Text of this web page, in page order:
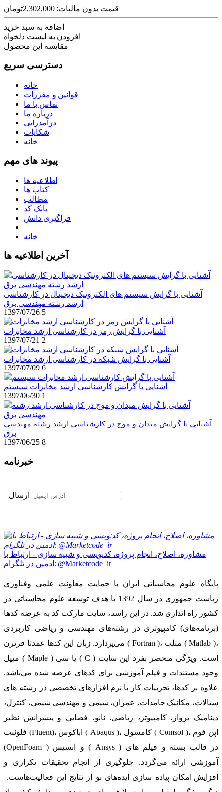
قیمت بدون مالیات: 2,302,000تومان
اضافه به سبد خرید
افزودن به لیست دلخواه
مقایسه این محصول
دسترسی سریع
خانه
قوانین و مقررات
تماس با ما
درباره ما
درآمدزایی
شکایات
خانه
پیوند های مهم
اطلاعیه ها
کتاب ها
مطالب
بانک کد
فراگیری دانش
خانه
آخرین اطلاعیه ها
آشنایی با گرایش سیستم های الکترونیک دیجیتال در کارشناسی
ارشد رشته مهندسی برق
1397/07/26 5
آشنایی با گرایش رمز در کارشناسی ارشد مخابرات
1397/07/21 2
آشنایی با گرایش شبکه در کارشناسی ارشد مخابرات
1397/07/09 6
آشنایی با گرایش کارشناسی ارشد مخابرات سیستم
1397/06/30 1
آشنایی با گرایش میدان و موج در کارشناسی ارشد رشته مهندسی
برق
1397/06/25 8
خبرنامه
ارسال
مشاوره، اصلاح، انجام پروژه، کدنویسی و شبیه سازی - ارتباط با
ادمین در تلگرام: @Marketcode_ir
پایگاه علوم محاسباتی ایران با حمایت معاونت علمی وفناوری
ریاست جمهوری در سال 1392 با هدف توسعه علوم محاسباتی در
کشور راه اندازی شد. در این راستا، سایت مارکت کد به عرضه کدها
(برنامه‌های) کامپیوتری در رشته‌های مهندسی و ریاضی کاربردی
می‌پردازد. زبان این کدها عمدتا فرترن ( Fortran )، متلب ( Matlab )،
میپل ( Maple ) یا سی ( C ) است. ویژگی منحصر بفرد این سایت
وجود مستندات و فیلم آموزشی برای کدهای عرضه شده می‌باشد.
علاوه بر کدها، تجربیات کار با نرم افزارهای تخصصی در رشته های
سیالات، مکانیک جامدات، عمران، شیمی و مهندسی شیمی، کنترل،
دینامیک پرواز، کامپیوتر، ریاضی، نانو، فضایی و پیشرانش نظیر
فلوئنت (Fluent)، اباکوس ( Abaqus )، کامسول ( Comsol )، اپن فوم
(OpenFoam ) و انسیس ( Ansys ) در قالب بسته‌ و فیلم های
آموزشی ارائه می‌گردد. جلوگیری از انجام تحقیقات تکراری و
افزایش امکان پیاده سازی ایده‌های نو از نتایج این فعالیت‌هاست.